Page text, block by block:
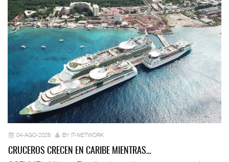
04-AGO-2026 BY IT-NETWORK
CRUCEROS CRECEN EN CARIBE MIENTRAS…